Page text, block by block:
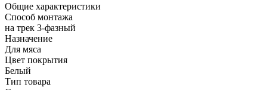
Общие характеристики
Способ монтажа
на трек 3-фазный
Назначение
Для мяса
Цвет покрытия
Белый
Тип товара